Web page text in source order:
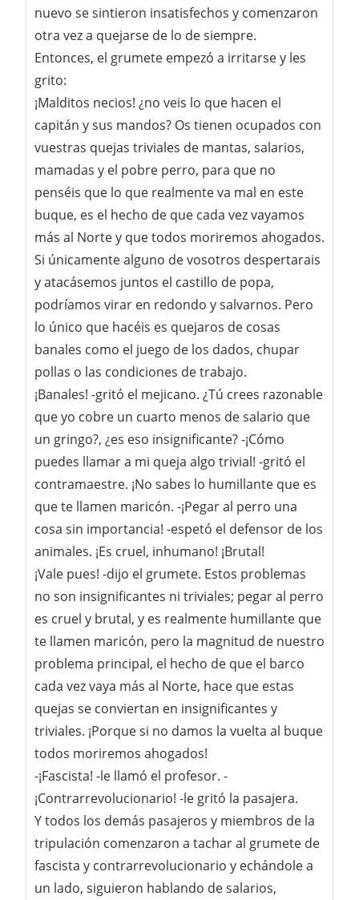
nuevo se sintieron insatisfechos y comenzaron
otra vez a quejarse de lo de siempre.
Entonces, el grumete empezó a irritarse y les
grito:
¡Malditos necios! ¿no veis lo que hacen el
capitán y sus mandos? Os tienen ocupados con
vuestras quejas triviales de mantas, salarios,
mamadas y el pobre perro, para que no
penséis que lo que realmente va mal en este
buque, es el hecho de que cada vez vayamos
más al Norte y que todos moriremos ahogados.
Si únicamente alguno de vosotros despertarais
y atacásemos juntos el castillo de popa,
podríamos virar en redondo y salvarnos. Pero
lo único que hacéis es quejaros de cosas
banales como el juego de los dados, chupar
pollas o las condiciones de trabajo.
¡Banales! -gritó el mejicano. ¿Tú crees razonable
que yo cobre un cuarto menos de salario que
un gringo?, ¿es eso insignificante? -¡Cómo
puedes llamar a mi queja algo trivial! -gritó el
contramaestre. ¡No sabes lo humillante que es
que te llamen maricón. -¡Pegar al perro una
cosa sin importancia! -espetó el defensor de los
animales. ¡Es cruel, inhumano! ¡Brutal!
¡Vale pues! -dijo el grumete. Estos problemas
no son insignificantes ni triviales; pegar al perro
es cruel y brutal, y es realmente humillante que
te llamen maricón, pero la magnitud de nuestro
problema principal, el hecho de que el barco
cada vez vaya más al Norte, hace que estas
quejas se conviertan en insignificantes y
triviales. ¡Porque si no damos la vuelta al buque
todos moriremos ahogados!
-¡Fascista! -le llamó el profesor. -
¡Contrarrevolucionario! -le gritó la pasajera.
Y todos los demás pasajeros y miembros de la
tripulación comenzaron a tachar al grumete de
fascista y contrarrevolucionario y echándole a
un lado, siguieron hablando de salarios,